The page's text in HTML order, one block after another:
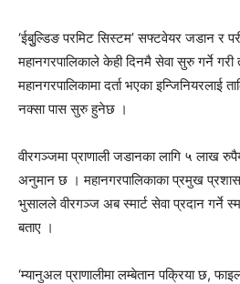
‘ईबुुल्डिङ परमिट सिस्टम’ सफ्टवेयर जडान र
महानगरपालिकाले केही दिनमै सेवा सुरु गर्ने गरी
महानगरपालिकामा दर्ता भएका इन्जिनियरलाई
नक्सा पास सुरु हुनेछ ।
वीरगञ्जमा प्राणाली जडानका लागि ५ लाख
अनुमान छ । महानगरपालिकाका प्रमुख
भुसालले वीरगञ्ज अब स्मार्ट सेवा प्रदान गर्ने
बताए ।
‘म्यानुअल प्राणालीमा लम्बेतान पक्रिया छ,